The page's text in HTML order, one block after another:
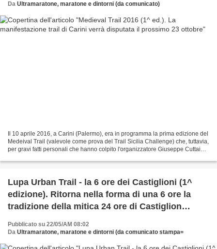
Da Ultramaratone, maratone e dintorni (da comunicato)
Il 10 aprile 2016, a Carini (Palermo), era in programma la prima edizione del
Medeival Trail (valevole come prova del Trail Sicilia Challenge) che, tuttavia,
per gravi fatti personali che hanno colpito l'organizzatore Giuseppe Cuttaia
Lupa Urban Trail - la 6 ore dei Castiglioni (1^
edizione). Ritorna nella forma di una 6 ore la
tradizione della mitica 24 ore di Castiglion
Pubblicato su 22/05/AM 08:02
Da Ultramaratone, maratone e dintorni (da comunicato stampa=